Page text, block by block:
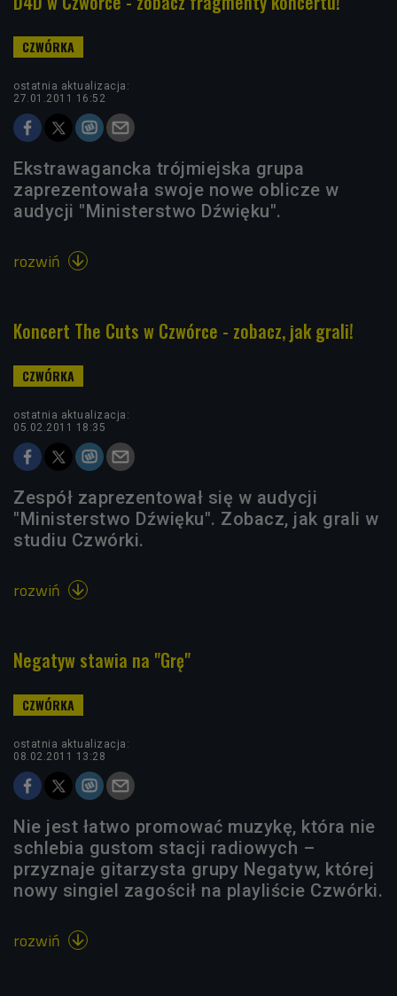
ostatnia aktualizacja:
27.01.2011 16:52
Ekstrawagancka trójmiejska grupa
zaprezentowała swoje nowe oblicze w
audycji "Ministerstwo Dźwięku".
rozwiń 
Koncert The Cuts w Czwórce - zobacz, jak grali!
ostatnia aktualizacja:
05.02.2011 18:35
Zespół zaprezentował się w audycji
"Ministerstwo Dźwięku". Zobacz, jak grali w
studiu Czwórki.
rozwiń 
Negatyw stawia na "Grę"
ostatnia aktualizacja:
08.02.2011 13:28
Nie jest łatwo promować muzykę, która nie
schlebia gustom stacji radiowych –
przyznaje gitarzysta grupy Negatyw, której
nowy singiel zagościł na playliście Czwórki.
rozwiń 